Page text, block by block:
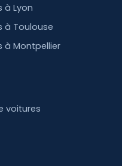
à Lyon
à Toulouse
à Montpellier
voitures